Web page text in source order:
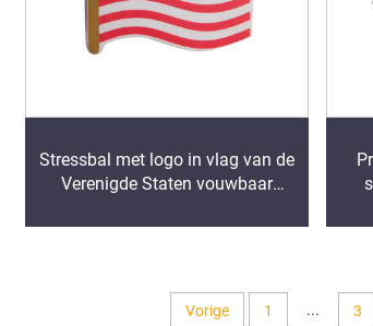
Stressbal met logo in vlag van de
Verenigde Staten vouwbaar
PU-schuim ontspanningsbal
Vorige 1 ... 3